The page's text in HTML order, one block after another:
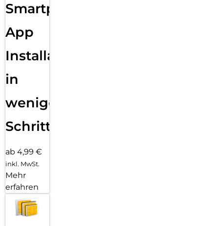
Smartphone
App
Installation
in
wenigen
Schritten
ab 4,99 €
inkl. MwSt.
Mehr
erfahren